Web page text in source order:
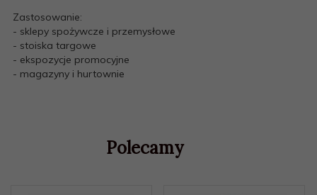
Zastosowanie:
- sklepy spożywcze i przemysłowe
- stoiska targowe
- ekspozycje promocyjne
- magazyny i hurtownie
Polecamy